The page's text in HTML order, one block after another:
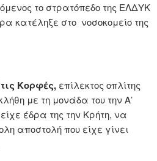
το στρατόπεδο της ΕΛΔΥΚ
κατέληξε στο νοσοκομείο της
Κορφές, επίλεκτος οπλίτης
με τη μονάδα του την Α’
έδρα της την Κρήτη, να
αποστολή που είχε γίνει